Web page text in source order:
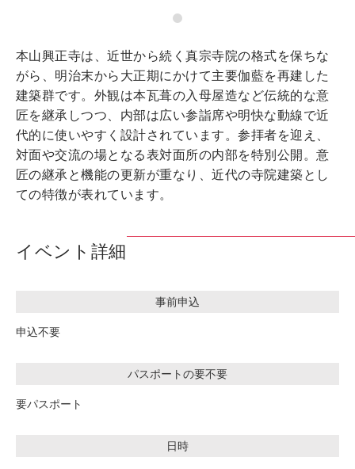
本山興正寺は、近世から続く真宗寺院の格式を保ちな
がら、明治末から大正期にかけて主要伽藍を再建した
建築群です。外観は本瓦葺の入母屋造など伝統的な意
匠を継承しつつ、内部は広い参詣席や明快な動線で近
代的に使いやすく設計されています。参拝者を迎え、
対面や交流の場となる表対面所の内部を特別公開。意
匠の継承と機能の更新が重なり、近代の寺院建築とし
ての特徴が表れています。
イベント詳細
事前申込
申込不要
パスポートの要不要
要パスポート
日時